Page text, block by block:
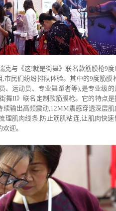
克与《这!就是街舞》联名款筋膜枪9度
市民们纷纷排队体验。其中的9度筋膜
、运动员、专业舞蹈者等),是专业级的
舞II》联名定制款筋膜枪。它的特点是
续输出高频震动,12MM震感穿透深层肌
理肌肉线条,防止筋肌粘连,让肌肉快速
迎。